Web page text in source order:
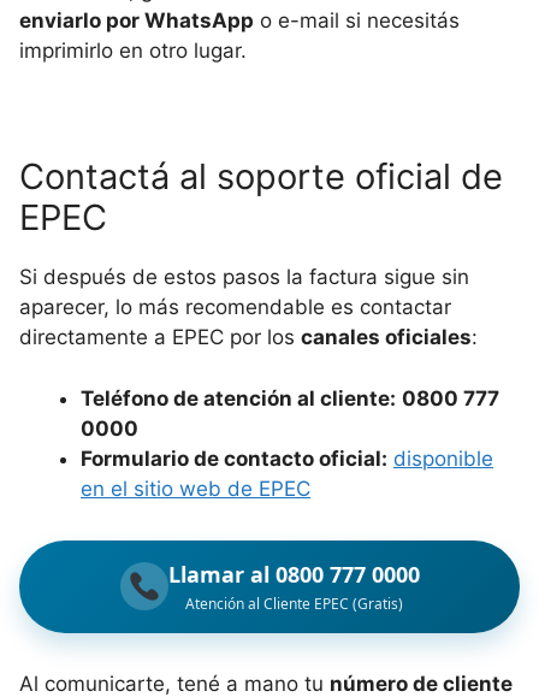
enviarlo por WhatsApp o e-mail si necesitás
imprimirlo en otro lugar.
Contactá al soporte oficial de
EPEC
Si después de estos pasos la factura sigue sin
aparecer, lo más recomendable es contactar
directamente a EPEC por los canales oficiales:
Teléfono de atención al cliente: 0800 777
0000
Formulario de contacto oficial: disponible
en el sitio web de EPEC
Llamar al 0800 777 0000
Atención al Cliente EPEC (Gratis)
Al comunicarte, tené a mano tu número de cliente